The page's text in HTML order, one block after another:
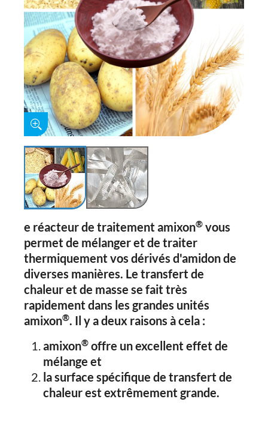
e réacteur de traitement amixon® vous
permet de mélanger et de traiter
thermiquement vos dérivés d'amidon de
diverses manières. Le transfert de
chaleur et de masse se fait très
rapidement dans les grandes unités
amixon®. Il y a deux raisons à cela :
amixon® offre un excellent effet de
mélange et
la surface spécifique de transfert de
chaleur est extrêmement grande.